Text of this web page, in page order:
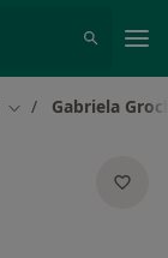
Zmień miasto
Gabriela